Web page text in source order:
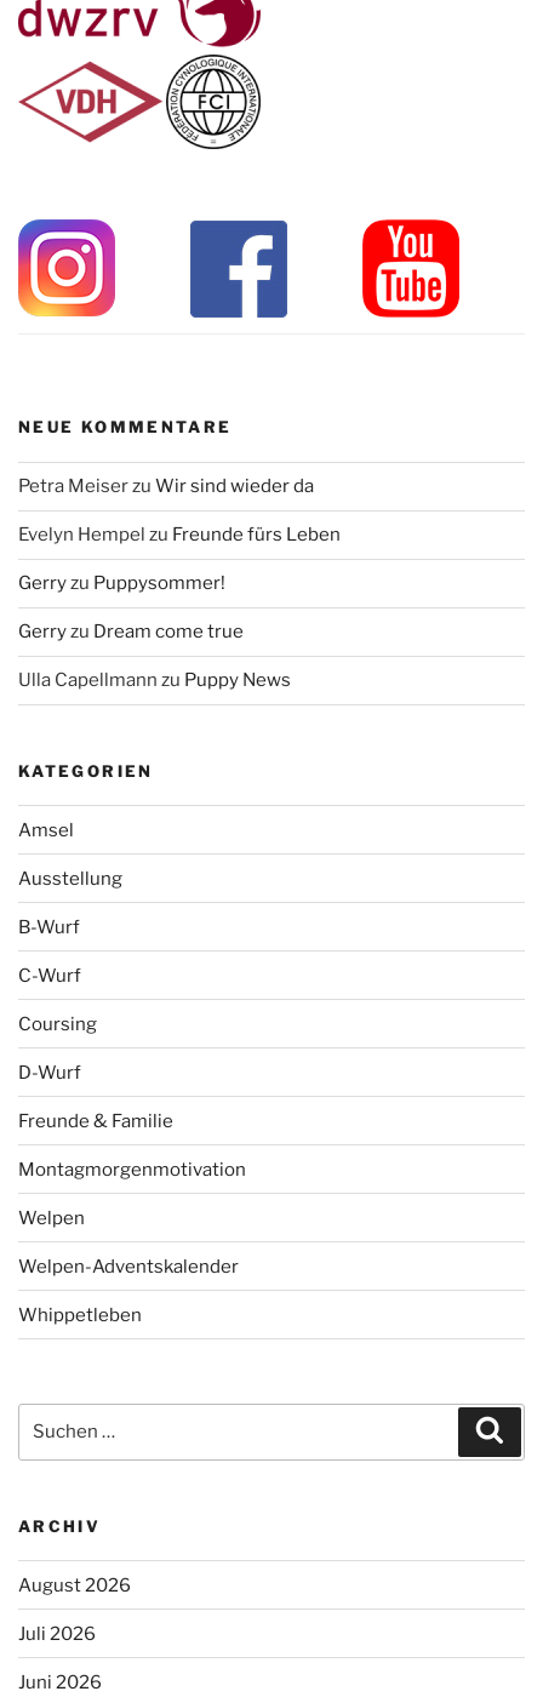
NEUE KOMMENTARE
Petra Meiserzu Wir sind wieder da
Evelyn Hempel zu Freunde fürs Leben
Gerryzu Puppysommer!
Gerryzu Dream come true
Ulla Capellmann zu Puppy News
KATEGORIEN
Amsel
Ausstellung
B-Wurf
C-Wurf
Coursing
D-Wurf
Freunde & Familie
Montagmorgenmotivation
Welpen
Welpen-Adventskalender
Whippetleben
nach:
ARCHIV
August 2026
Juli 2026
Juni 2026